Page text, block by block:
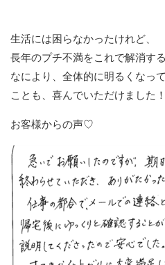
生活には困らなかったけれど、
長年のプチ不満をこれで解消す
なにより、全体的に明るくなっ
ことも、喜んでいただけました！
お客様からの声♡